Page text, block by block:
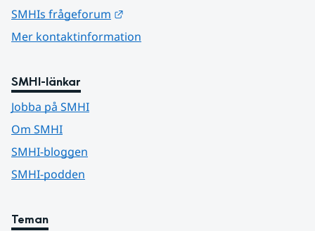
SMHIs frågeforum
Mer kontaktinformation
SMHI-länkar
Jobba på SMHI
Om SMHI
SMHI-bloggen
SMHI-podden
Teman